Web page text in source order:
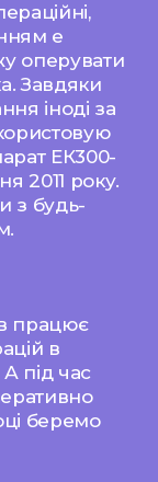
е
оперувати
Завдяки
іноді за
ЕК300-
2011 року.
з будь-
працює
в
під час
беремо